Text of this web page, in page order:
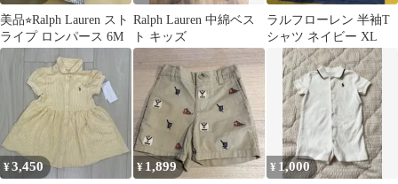
美品⭐︎Ralph Lauren スト
ライプ ロンパース 6M
Ralph Lauren 中綿ベス
ト キッズ
ラルフローレン 半袖T
シャツ ネイビー XL
¥3,450 ¥ 1,899 ¥ 1,000